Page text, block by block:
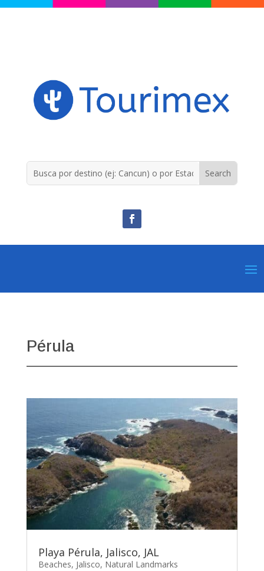
Pérula
Playa Pérula, Jalisco, JAL
Beaches, Jalisco, Natural Landmarks